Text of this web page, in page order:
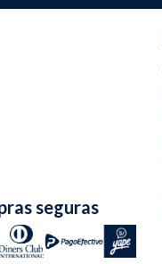
seguras